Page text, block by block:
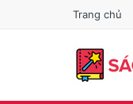
Trang chủ